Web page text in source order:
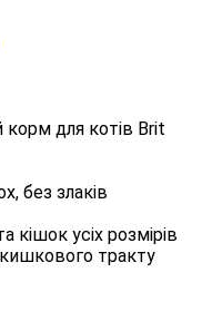
корм для котів Brit
без злаків
кішок усіх розмірів
тракту